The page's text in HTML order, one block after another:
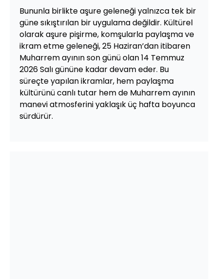
Bununla birlikte aşure geleneği yalnızca tek bir
güne sıkıştırılan bir uygulama değildir. Kültürel
olarak aşure pişirme, komşularla paylaşma ve
ikram etme geleneği, 25 Haziran’dan itibaren
Muharrem ayının son günü olan 14 Temmuz
2026 Salı gününe kadar devam eder. Bu
süreçte yapılan ikramlar, hem paylaşma
kültürünü canlı tutar hem de Muharrem ayının
manevi atmosferini yaklaşık üç hafta boyunca
sürdürür.